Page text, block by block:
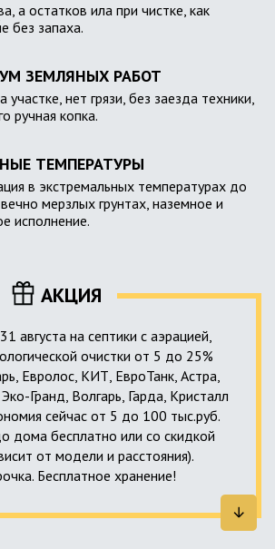
а остатков ила при чистке, как
без запаха.
ЗЕМЛЯНЫХ РАБОТ
участке, нет грязи, без заезда техники,
ручная копка.
ТЕМПЕРАТУРЫ
в экстремальных температурах до
мерзлых грунтах, наземное и
исполнение.
АКЦИЯ
августа на септики с аэрацией,
очистки от 5 до 25%
Евролос, КИТ, ЕвроТанк, Астра,
Гранд, Волгарь, Гарда, Кристалл
сейчас от 5 до 100 тыс.руб.
дома бесплатно или со скидкой
от модели и расстояния).
Бесплатное хранение!